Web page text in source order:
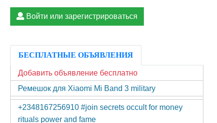
Войти или зарегистрироваться
БЕСПЛАТНЫЕ ОБЪЯВЛЕНИЯ
Добавить объявление бесплатно
Ремешок для Xiaomi Mi Band 3 military
+2348167256910 #join secrets occult for money
rituals power and fame